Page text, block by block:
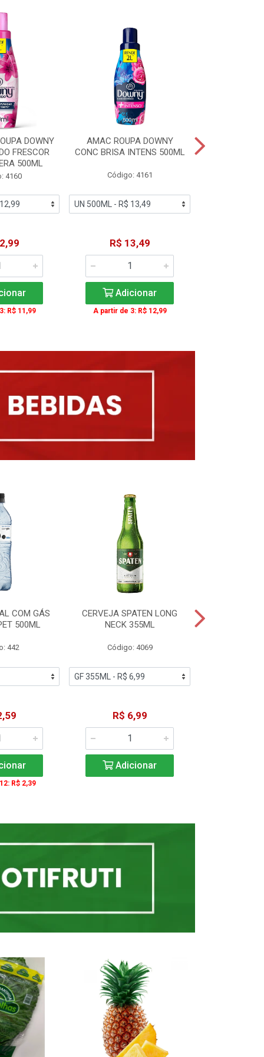
DOWNY
FRESCOR
500ML
4160
R$ 11,99
AMAC ROUPA DOWNY
CONC BRISA INTENS 500ML
Código: 4161
R$ 13,49
Adicionar
A partir de 3: R$ 12,99
COM GÁS
500ML
442
R$ 2,39
CERVEJA SPATEN LONG
NECK 355ML
Código: 4069
R$ 6,99
Adicionar